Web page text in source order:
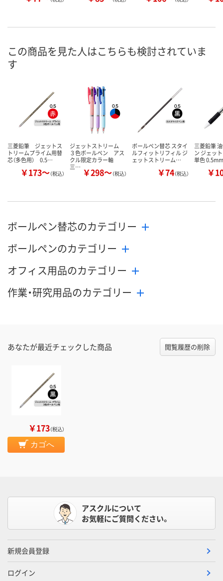
この商品を見た人はこちらも検討されていま
す
三菱鉛筆 ジェットス
トリームプライム用替
芯（多色用） 0.5…
￥173～（税込）
ジェットストリーム
３色ボールペン アス
クル限定カラー軸
三… ￥298～（税込）
ボールペン替芯 スタイ
ルフィットリフィル ジ
ェットストリーム…
￥74（税込）
三菱鉛筆
ン ジェッ
単色 0.5mm
￥
ボールペン替芯のカテゴリー
ボールペンのカテゴリー
オフィス用品のカテゴリー
作業・研究用品のカテゴリー
あなたが最近チェックした商品 閲覧履歴の削除
￥173（税込）
カゴへ
アスクルについて
お気軽にご質問ください。
新規会員登録
ログイン